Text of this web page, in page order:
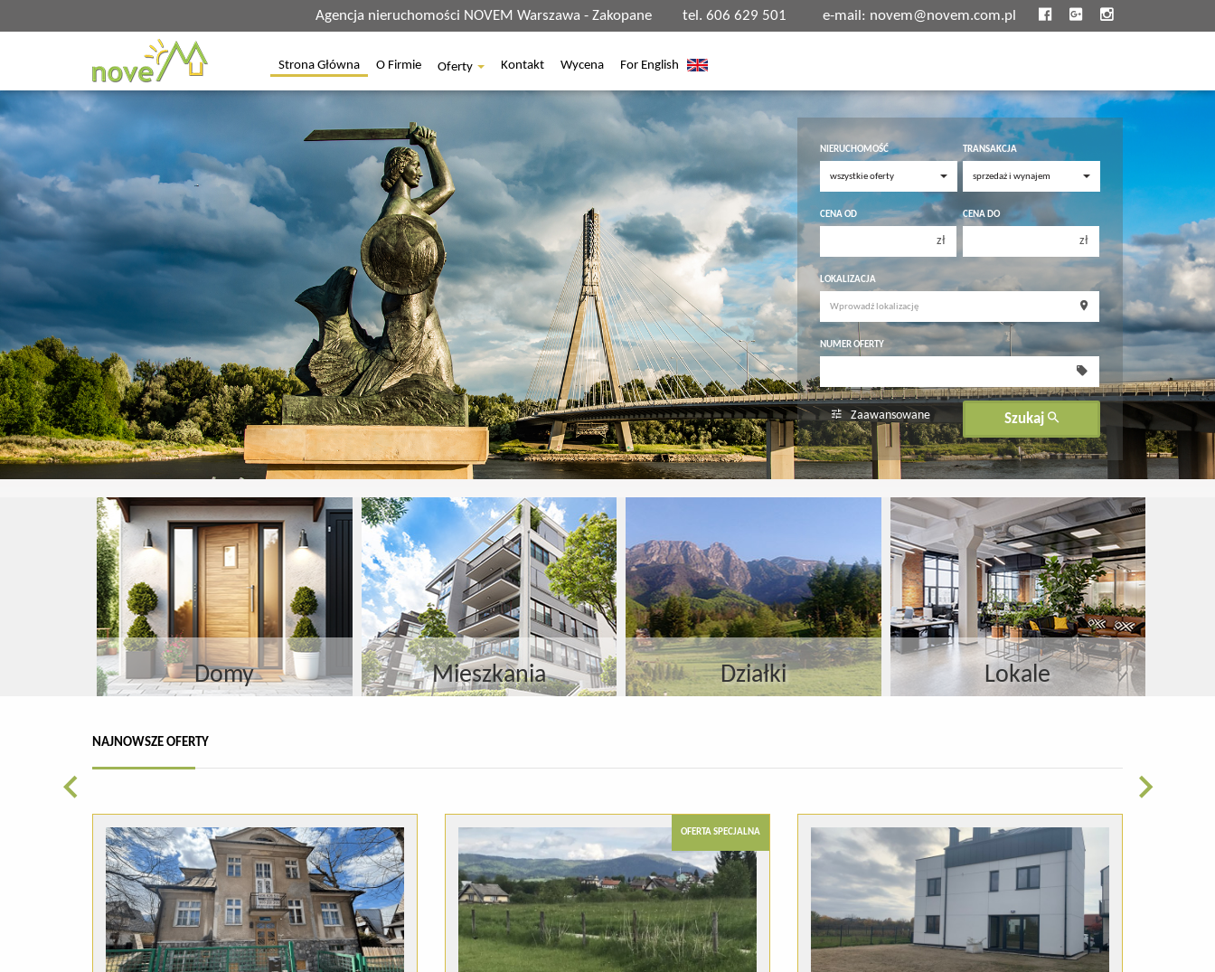
Agencja nieruchomości NOVEM Warszawa - Zakopane tel. 606 629 501 e-mail: novem@novem.com.pl
Strona Główna O Firmie Oferty Kontakt Wycena For English
NIERUCHOMOŚĆ TRANSAKCJA
CENA OD
zł
150 000 zł
250 000 zł
300 000 zł
350 000 zł
400 000 zł
450 000 zł
CENA DO
zł
250 000 zł
300 000 zł
400 000 zł
LOKALIZACJA
NUMER OFERTY
Zaawansowane Szukaj
Domy Mieszkania Działki Lokale
NAJNOWSZE OFERTY
OFERTA SPECJALNA